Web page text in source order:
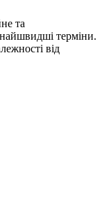
та
найшвидші терміни.
від